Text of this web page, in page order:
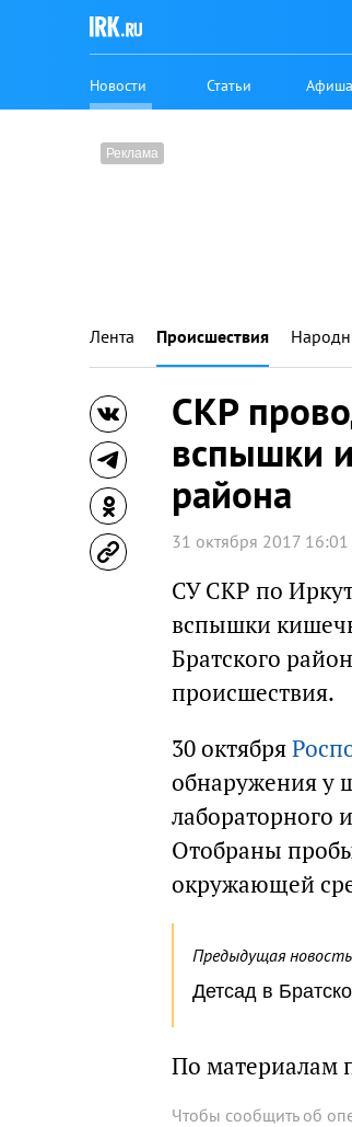
Новости Статьи Афиша
Лента Происшествия
СКР
вспышки
района
31 октября 2017 16:01
СУ СКР по
вспышки
Братского
происшествия.
30 октября
обнаружения у
лабораторного
Отобраны
окружающей
Предыдущая
Детсад в
По материалам
Чтобы сообщить об